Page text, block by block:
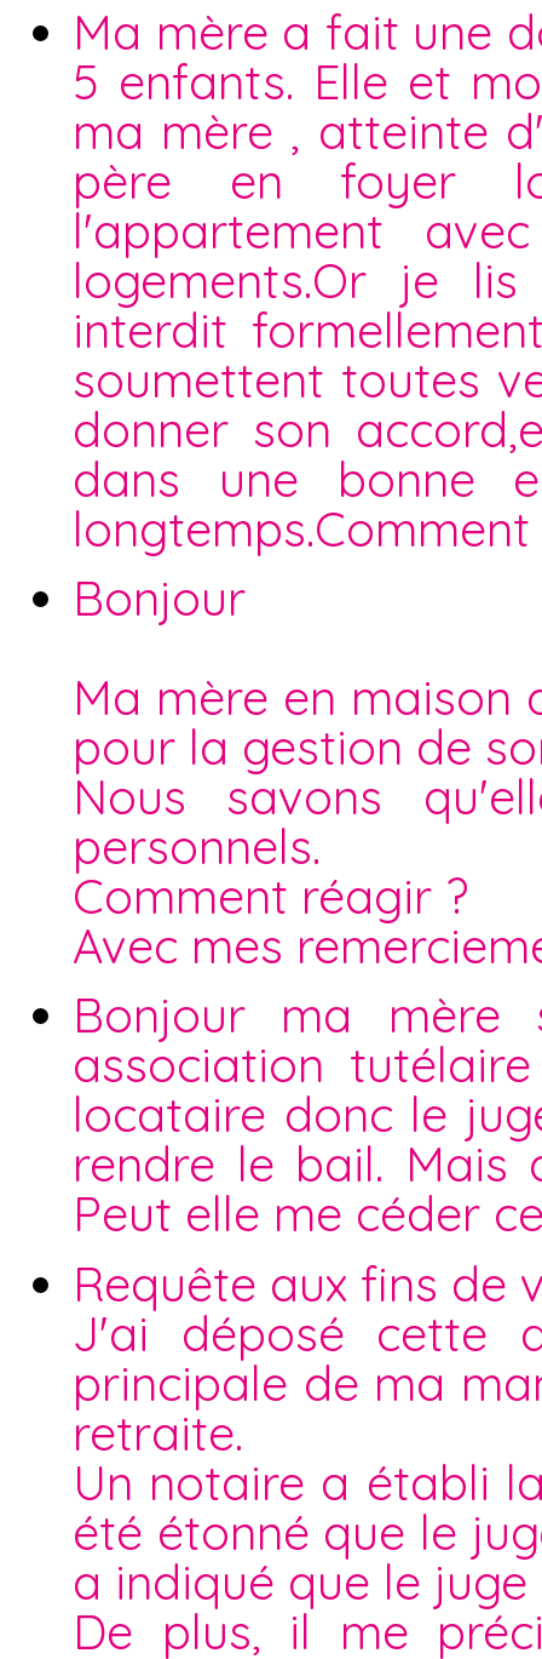
Ma mère a fait une
5 enfants. Elle et
ma mère , atteinte
père en foyer
l'appartement
logements.Or je
interdit
soumettent toutes
donner son
dans une bonne
Bonjour
Ma mère en
pour la gestion de
Nous savons
personnels.
Comment réagir ?
Avec mes
Bonjour ma mère
association
locataire donc le
rendre le bail. Mais
Peut elle me céder
Requête aux fins de
J'ai déposé cette
principale de ma
retraite.
Un notaire a établi
été étonné que le
a indiqué que le
De plus, il me